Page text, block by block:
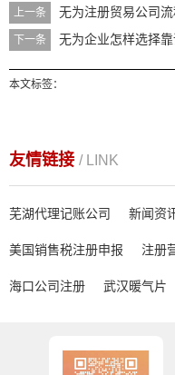
上一条 无为注册贸易公司
下一条 无为企业怎样选择
本文标签：
友情链接 / LINK
芜湖代理记账公司 新闻资
美国销售税注册申报 注册
海口公司注册 武汉暖气片